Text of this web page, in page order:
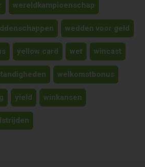
wereldkampioenschap
wedden voor geld
yellow card wet wincast
welkomstbonus
yield winkansen